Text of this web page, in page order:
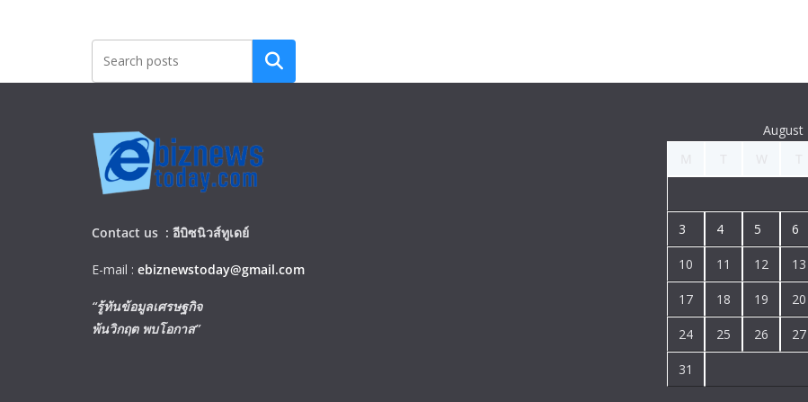
Search
Contact us : อีบิซนิวส์ทูเดย์
E-mail : ebiznewstoday@gmail.com
“รู้ทันข้อมูลเศรษฐกิจ
พ้นวิกฤต พบโอกาส”
August
3 4 5 6
10 11 12 13
17 18 19 20
24 25 26 27
31